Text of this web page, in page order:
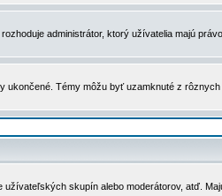
administrátor, ktorý užívatelia majú
ukončené. Témy môžu byť uzamknuté z rôznych
skupín alebo moderátorov, atď.